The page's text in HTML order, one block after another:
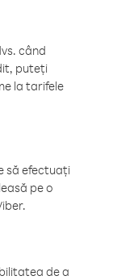
când
puteți
la tarifele
să efectuați
pe o
de a